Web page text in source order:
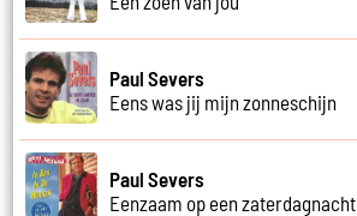
Paul Severs
Eens was jij mijn zonneschijn
Paul Severs
Eenzaam op een zaterdagnacht